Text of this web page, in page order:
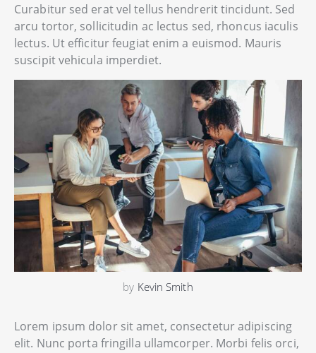
Curabitur sed erat vel tellus hendrerit tincidunt. Sed
arcu tortor, sollicitudin ac lectus sed, rhoncus iaculis
lectus. Ut efficitur feugiat enim a euismod. Mauris
suscipit vehicula imperdiet.
by Kevin Smith
Lorem ipsum dolor sit amet, consectetur adipiscing
elit. Nunc porta fringilla ullamcorper. Morbi felis orci,